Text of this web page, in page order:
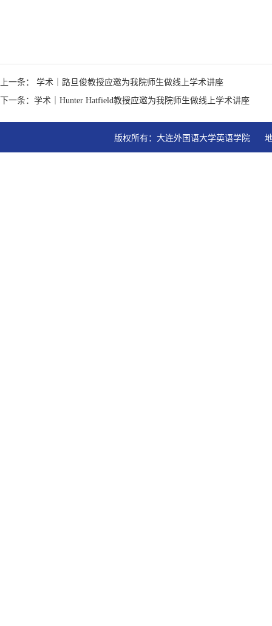
上一条： 学术｜路旦俊教授应邀为我院师生做线上学术讲座
下一条：学术｜Hunter Hatfield教授应邀为我院师生做线上学术讲座
版权所有：大连外国语大学英语学院